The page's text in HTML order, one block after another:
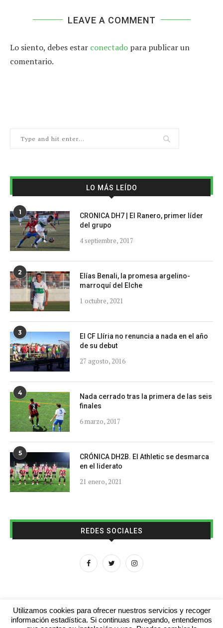
LEAVE A COMMENT
Lo siento, debes estar conectado para publicar un
comentario.
LO MÁS LEÍDO
1
CRONICA DH7 | El Ranero, primer líder
del grupo
4 septiembre, 2017
2
Elías Benali, la promesa argelino-
marroquí del Elche
1 octubre, 2021
3
El CF Llíria no renuncia a nada en el año
de su debut
27 agosto, 2016
4
Nada cerrado tras la primera de las seis
finales
6 marzo, 2017
5
CRÓNICA DH2B. El Athletic se desmarca
en el liderato
21 enero, 2021
REDES SOCIALES
Utilizamos cookies para ofrecer nuestros servicios y recoger
información estadística. Si continuas navegando, entendemos